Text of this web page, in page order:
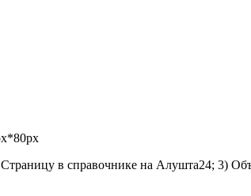
в справочнике на Алушта24; 3)